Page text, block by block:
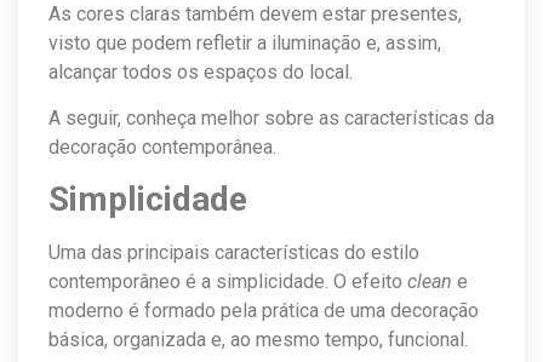
As cores claras também devem estar presentes,
visto que podem refletir a iluminação e, assim,
alcançar todos os espaços do local.
A seguir, conheça melhor sobre as características da
decoração contemporânea.
Simplicidade
Uma das principais características do estilo
contemporâneo é a simplicidade. O efeito clean e
moderno é formado pela prática de uma decoração
básica, organizada e, ao mesmo tempo, funcional.